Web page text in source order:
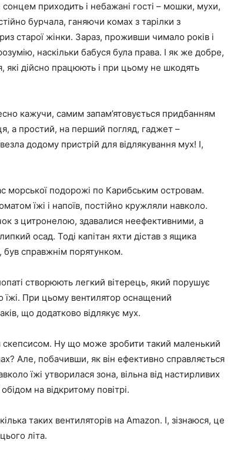
дому
приходить і небажані гості – мошки, мухи,
бурчала, ганяючи комах з тарілки з
старої жінки. Зараз, проживши чимало років і
наскільки бабуся була права. І як же добре,
які дійсно працюють і при цьому не шкодять
кажучи, самим запам’ятовується придбанням
а простий, на перший погляд, гаджет –
додому пристрій для відлякування мух! І,
морської подорожі по Карибським островам.
їжі і напоїв, постійно кружляли навколо.
з цитронелою, здавалися неефективними, а
осад. Тоді капітан яхти дістав з ящика
був справжнім порятунком.
створюють легкий вітерець, який порушує
їжі. При цьому вентилятор оснащений
що додатково відлякує мух.
скепсисом. Ну що може зробити такий маленький
Але, побачивши, як він ефективно справляється
їжі утворилася зона, вільна від настирливих
на відкритому повітрі.
таких вентиляторів на Amazon. І, зізнаюся, це
літа.